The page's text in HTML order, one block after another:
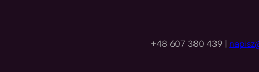
+48 607 380 439 |